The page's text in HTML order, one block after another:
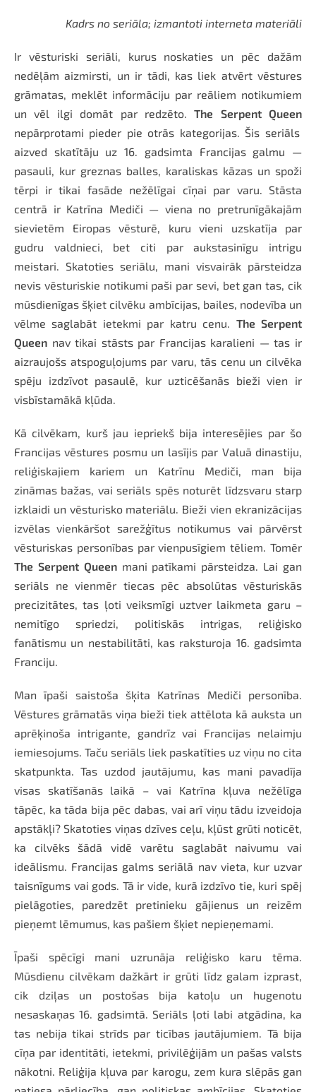
Kadrs no seriāla; izmantoti interneta materiāli
Ir vēsturiski seriāli, kurus noskaties un pēc dažām
nedēļām aizmirsti, un ir tādi, kas liek atvērt vēstures
grāmatas, meklēt informāciju par reāliem notikumiem
un vēl ilgi domāt par redzēto.The Serpent Queen
nepārprotami pieder pie otrās kategorijas. Šis seriāls
aizved skatītāju uz 16. gadsimta Francijas galmu —
pasauli, kur greznas balles, karaliskas kāzas un spoži
tērpi ir tikai fasāde nežēlīgai cīņai par varu. Stāsta
centrā ir Katrīna Mediči — viena no pretrunīgākajām
sievietēm Eiropas vēsturē, kuru vieni uzskatīja par
gudru valdnieci, bet citi par aukstasinīgu intrigu
meistari. Skatoties seriālu, mani visvairāk pārsteidza
nevis vēsturiskie notikumi paši par sevi, bet gan tas, cik
mūsdienīgas šķiet cilvēku ambīcijas, bailes, nodevība un
vēlme saglabāt ietekmi par katru cenu. The Serpent
Queen nav tikai stāsts par Francijas karalieni — tas ir
aizraujošs atspoguļojums par varu, tās cenu un cilvēka
spēju izdzīvot pasaulē, kur uzticēšanās bieži vien ir
visbīstamākā kļūda.
Kā cilvēkam, kurš jau iepriekš bija interesējies par šo
Francijas vēstures posmu un lasījis par Valuā dinastiju,
reliģiskajiem kariem un Katrīnu Mediči, man bija
zināmas bažas, vai seriāls spēs noturēt līdzsvaru starp
izklaidi un vēsturisko materiālu. Bieži vien ekranizācijas
izvēlas vienkāršot sarežģītus notikumus vai pārvērst
vēsturiskas personības par vienpusīgiem tēliem. Tomēr
The Serpent Queenmani patīkami pārsteidza. Lai gan
seriāls ne vienmēr tiecas pēc absolūtas vēsturiskās
precizitātes, tas ļoti veiksmīgi uztver laikmeta garu –
nemitīgo spriedzi, politiskās intrigas, reliģisko
fanātismu un nestabilitāti, kas raksturoja 16. gadsimta
Franciju.
Man īpaši saistoša šķita Katrīnas Mediči personība.
Vēstures grāmatās viņa bieži tiek attēlota kā auksta un
aprēķinoša intrigante, gandrīz vai Francijas nelaimju
iemiesojums. Taču seriāls liek paskatīties uz viņu no cita
skatpunkta. Tas uzdod jautājumu, kas mani pavadīja
visas skatīšanās laikā – vai Katrīna kļuva nežēlīga
tāpēc, ka tāda bija pēc dabas, vai arī viņu tādu izveidoja
apstākļi? Skatoties viņas dzīves ceļu, kļūst grūti noticēt,
ka cilvēks šādā vidē varētu saglabāt naivumu vai
ideālismu. Francijas galms seriālā nav vieta, kur uzvar
taisnīgums vai gods. Tā ir vide, kurā izdzīvo tie, kuri spēj
pielāgoties, paredzēt pretinieku gājienus un reizēm
pieņemt lēmumus, kas pašiem šķiet nepieņemami.
Īpaši spēcīgi mani uzrunāja reliģisko karu tēma.
Mūsdienu cilvēkam dažkārt ir grūti līdz galam izprast,
cik dziļas un postošas bija katoļu un hugenotu
nesaskaņas 16. gadsimtā. Seriāls ļoti labi atgādina, ka
tas nebija tikai strīds par ticības jautājumiem. Tā bija
cīņa par identitāti, ietekmi, privilēģijām un pašas valsts
nākotni. Reliģija kļuva par karogu, zem kura slēpās gan